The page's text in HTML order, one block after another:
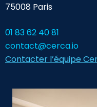
75008 Paris
01 83 62 40 81
contact@cerca.io
Contacter l’équipe